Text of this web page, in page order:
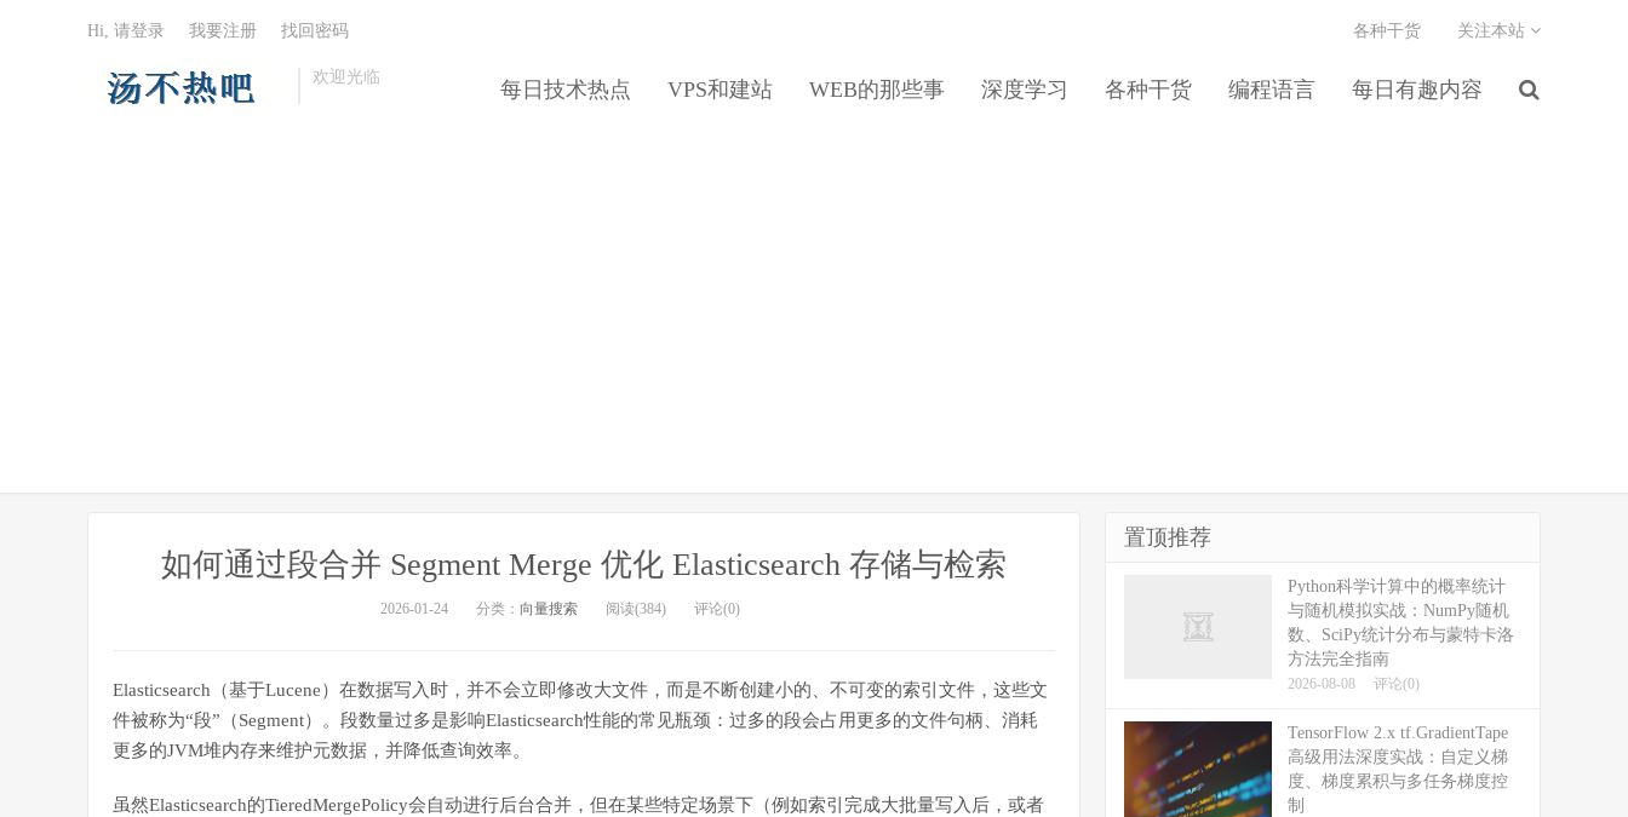
欢迎光临
每日技术热点 VPS和建站 WEB的那些事 深度学习 各种干货 编程语言 每日有趣内容
各种干货 关注本站
Hi, 请登录 我要注册 找回密码
如何通过段合并 Segment Merge 优化 Elasticsearch 存储与检索
2026-01-24 分类： 向量搜索 阅读(384) 评论(0)
Elasticsearch（基于Lucene）在数据写入时，并不会立即修改大文件，而是不断创建小的、不可变的索引文件，这些文
件被称为“段”（Segment）。段数量过多是影响Elasticsearch性能的常见瓶颈：过多的段会占用更多的文件句柄、消耗
更多的JVM堆内存来维护元数据，并降低查询效率。
虽然Elasticsearch的TieredMergePolicy会自动进行后台合并，但在某些特定场景下（例如索引完成大批量写入后，或者
置顶推荐
Python科学计算中的概率统计
与随机模拟实战：NumPy随机
数、SciPy统计分布与蒙特卡洛
方法完全指南
2026-08-08 评论(0)
TensorFlow 2.x tf.GradientTape
高级用法深度实战：自定义梯
度、梯度累积与多任务梯度控
制